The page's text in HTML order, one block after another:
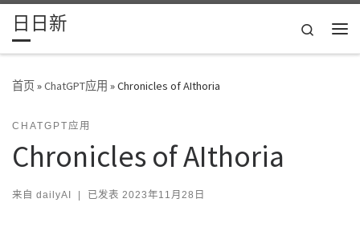
Skip to content
日日新
Search
首页»ChatGPT应用 »Chronicles of AIthoria
CHATGPT应用
Chronicles of AIthoria
来自 dailyAI | 已发表 2023年11月28日